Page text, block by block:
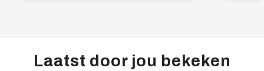
Laatst door jou bekeken